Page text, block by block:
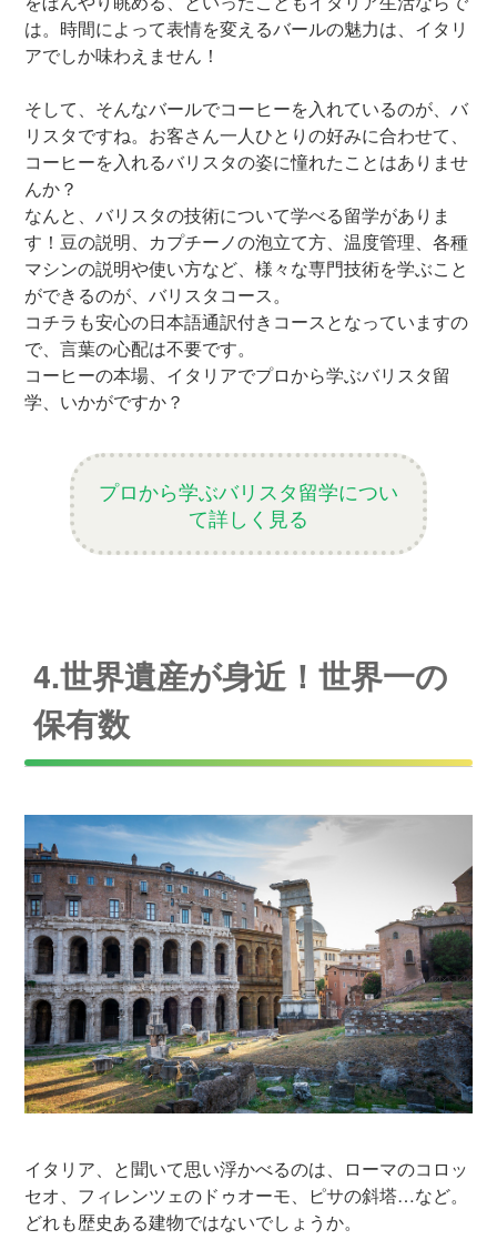
は。時間によって表情を変えるバールの魅力は、イタリ
アでしか味わえません！
そして、そんなバールでコーヒーを入れているのが、バ
リスタですね。お客さん一人ひとりの好みに合わせて、
コーヒーを入れるバリスタの姿に憧れたことはありませ
んか？
なんと、バリスタの技術について学べる留学がありま
す！豆の説明、カプチーノの泡立て方、温度管理、各種
マシンの説明や使い方など、様々な専門技術を学ぶこと
ができるのが、バリスタコース。
コチラも安心の日本語通訳付きコースとなっていますの
で、言葉の心配は不要です。
コーヒーの本場、イタリアでプロから学ぶバリスタ留
学、いかがですか？
プロから学ぶバリスタ留学につい
て詳しく見る
4.世界遺産が身近！世界一の
保有数
イタリア、と聞いて思い浮かべるのは、ローマのコロッ
セオ、フィレンツェのドゥオーモ、ピサの斜塔…など。
どれも歴史ある建物ではないでしょうか。